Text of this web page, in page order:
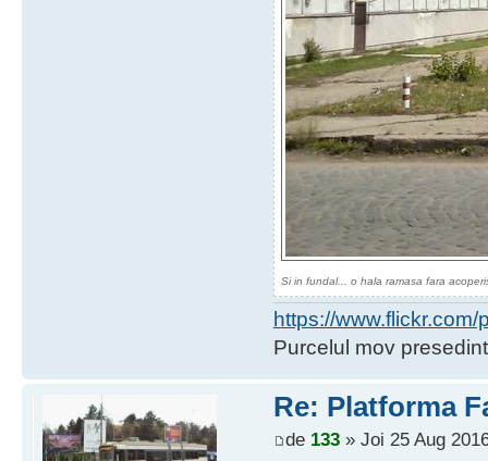
Si in fundal... o hala ramasa fara
https://
Purcelul mov
Re: Platforma
de 133» Joi 25 Aug